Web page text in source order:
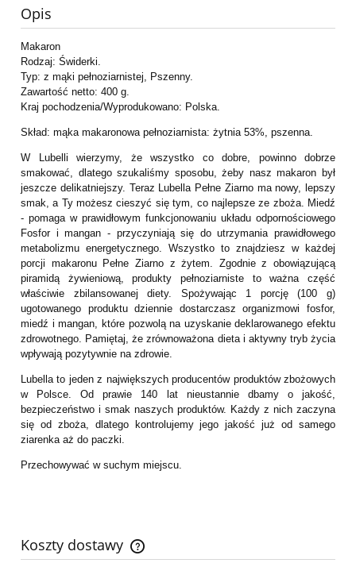
Opis
Makaron
Rodzaj: Świderki.
Typ: z mąki pełnoziarnistej, Pszenny.
Zawartość netto: 400 g.
Kraj pochodzenia/Wyprodukowano: Polska.
Skład: mąka makaronowa pełnoziarnista: żytnia 53%, pszenna.
W Lubelli wierzymy, że wszystko co dobre, powinno dobrze
smakować, dlatego szukaliśmy sposobu, żeby nasz makaron był
jeszcze delikatniejszy. Teraz Lubella Pełne Ziarno ma nowy, lepszy
smak, a Ty możesz cieszyć się tym, co najlepsze ze zboża. Miedź
- pomaga w prawidłowym funkcjonowaniu układu odpornościowego
Fosfor i mangan - przyczyniają się do utrzymania prawidłowego
metabolizmu energetycznego. Wszystko to znajdziesz w każdej
porcji makaronu Pełne Ziarno z żytem. Zgodnie z obowiązującą
piramidą żywieniową, produkty pełnoziarniste to ważna część
właściwie zbilansowanej diety. Spożywając 1 porcję (100 g)
ugotowanego produktu dziennie dostarczasz organizmowi fosfor,
miedź i mangan, które pozwolą na uzyskanie deklarowanego efektu
zdrowotnego. Pamiętaj, że zrównoważona dieta i aktywny tryb życia
wpływają pozytywnie na zdrowie.
Lubella to jeden z największych producentów produktów zbożowych
w Polsce. Od prawie 140 lat nieustannie dbamy o jakość,
bezpieczeństwo i smak naszych produktów. Każdy z nich zaczyna
się od zboża, dlatego kontrolujemy jego jakość już od samego
ziarenka aż do paczki.
Przechowywać w suchym miejscu.
Koszty dostawy
Cena nie zawiera ewentualnych kosztów płatności